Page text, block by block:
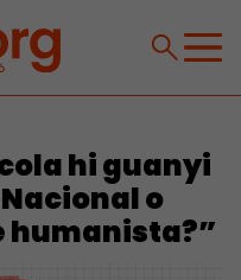
hi guanyi
o
humanista?”